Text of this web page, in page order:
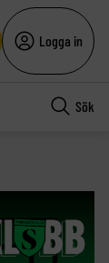
Logga in
Sök